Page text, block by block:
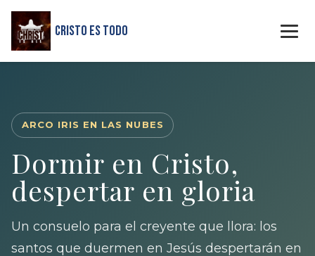
Cristo Es Todo
ARCO IRIS EN LAS NUBES
Dormir en Cristo,
despertar en gloria
Un consuelo para el creyente que llora: los
santos que duermen en Jesús despertarán en